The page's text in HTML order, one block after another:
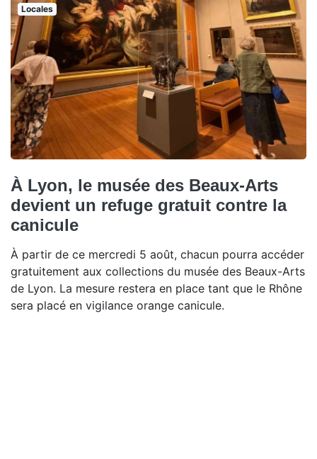
Locales
À Lyon, le musée des Beaux-Arts
devient un refuge gratuit contre la
canicule
À partir de ce mercredi 5 août, chacun pourra accéder
gratuitement aux collections du musée des Beaux-Arts
de Lyon. La mesure restera en place tant que le Rhône
sera placé en vigilance orange canicule.